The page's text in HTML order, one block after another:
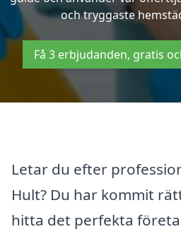
och tryggaste
Få 3 erbjudanden, gratis
Letar du efter
Hult? Du har kommit
hitta det perfekta